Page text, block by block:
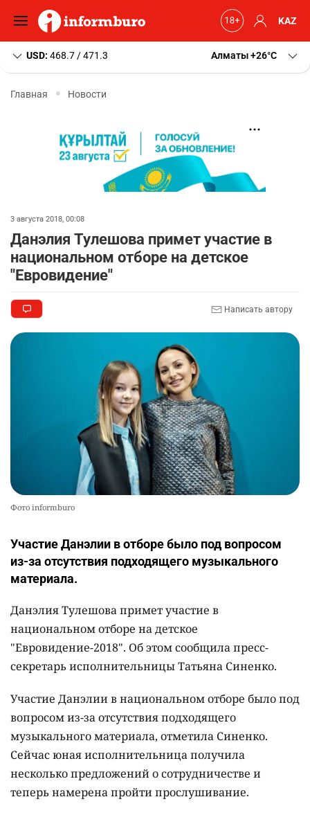
KAZ
USD: 468.7 / 471.3 Алматы+26 C
Главная Новости
3 августа 2018, 00:08
Данэлия Тулешова примет участие в
национальном отборе на детское
"Евровидение"
Написать автору
Фото informburo
Участие Данэлии в отборе было под вопросом
из-за отсутствия подходящего музыкального
материала.
Данэлия Тулешова примет участие в
национальном отборе на детское
"Евровидение-2018". Об этом сообщила пресс-
секретарь исполнительницы Татьяна Синенко.
Участие Данэлии в национальном отборе было под
вопросом из-за отсутствия подходящего
музыкального материала, отметила Синенко.
Сейчас юная исполнительница получила
несколько предложений о сотрудничестве и
теперь намерена пройти прослушивание.